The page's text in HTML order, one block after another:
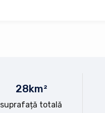
28km²
suprafață totală